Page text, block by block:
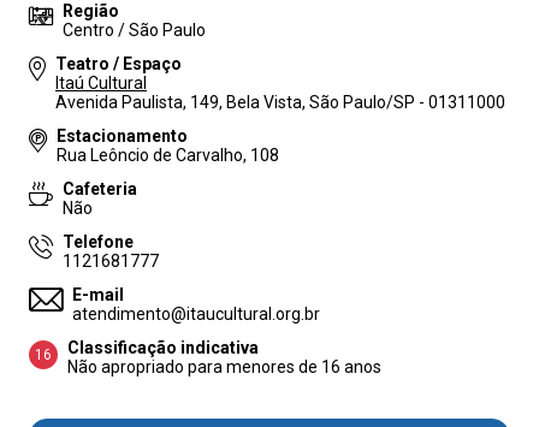
Região
Centro / São Paulo
Teatro / Espaço
Itaú Cultural
Avenida Paulista, 149, Bela Vista, São Paulo/SP - 01311000
Estacionamento
Rua Leôncio de Carvalho, 108
Cafeteria
Não
Telefone
1121681777
E-mail
atendimento@itaucultural.org.br
16
Classificação indicativa
Não apropriado para menores de 16 anos